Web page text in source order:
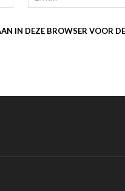
IN DEZE BROWSER VOOR